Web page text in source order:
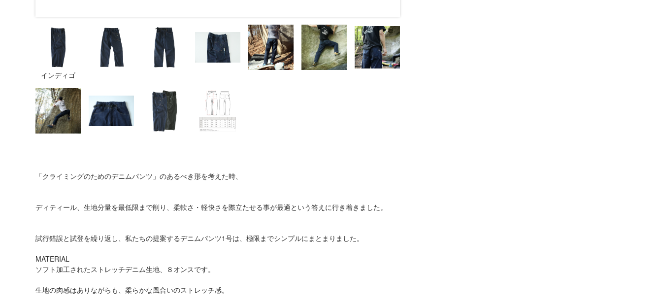
インディゴ
「クライミングのためのデニムパンツ」のあるべき形を考えた時、
ディティール、生地分量を最低限まで削り、柔軟さ・軽快さを際立たせる事が最適という答えに行き着きました。
試行錯誤と試登を繰り返し、私たちの提案するデニムパンツ1号は、極限までシンプルにまとまりました。
MATERIAL
ソフト加工されたストレッチデニム生地、８オンスです。
生地の肉感はありながらも、柔らかな風合いのストレッチ感。